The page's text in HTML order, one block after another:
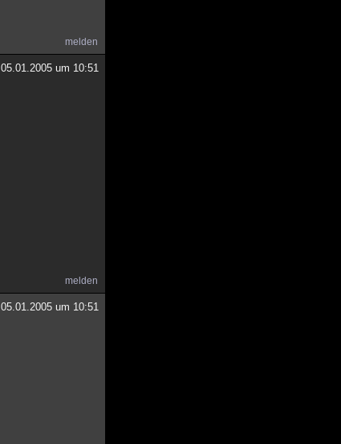
melden
05.01.2005 um 10:51
melden
05.01.2005 um 10:51